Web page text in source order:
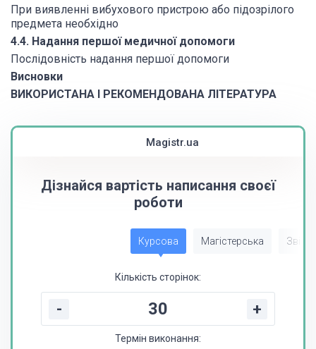
При виявленні вибухового пристрою або підозрілого
предмета необхідно
4.4. Надання першої медичної допомоги
Послідовність надання першої допомоги
Висновки
ВИКОРИСТАНА І РЕКОМЕНДОВАНА ЛІТЕРАТУРА
Magistr.ua
Дізнайся вартість написання своєї
роботи
Курсова Магістерська Звіт
Кількість сторінок:
- +
Термін виконання: